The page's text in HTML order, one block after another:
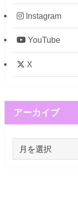
Instagram
YouTube
X
アーカイブ